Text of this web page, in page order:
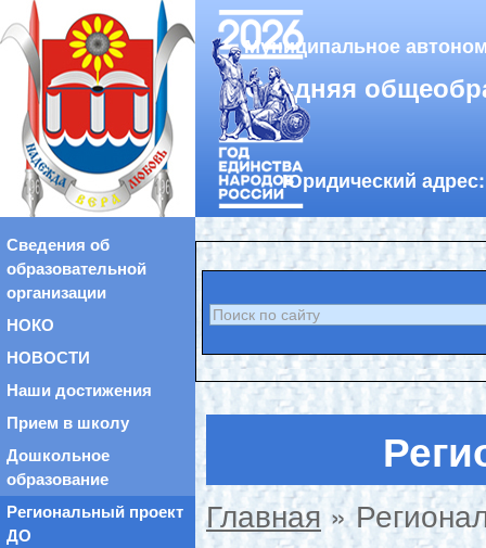
Муниципальное
«Средняя
Юридический
Главная »
Сведения об
образовательной
организации
НОКО
НОВОСТИ
Наши достижения
Прием в школу
Дошкольное
образование
Региональный проект
ДО